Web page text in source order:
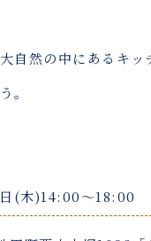
大自然の中にあるキッ
う。
(木)14:00〜18:00